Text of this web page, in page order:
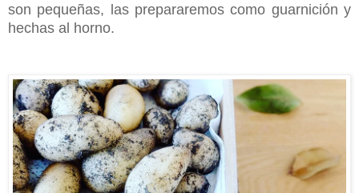
son pequeñas, las prepararemos como guarnición y
hechas al horno.